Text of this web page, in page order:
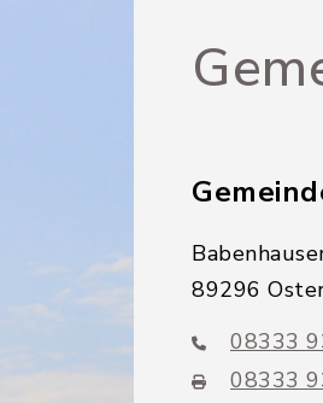
89296
08333
08333